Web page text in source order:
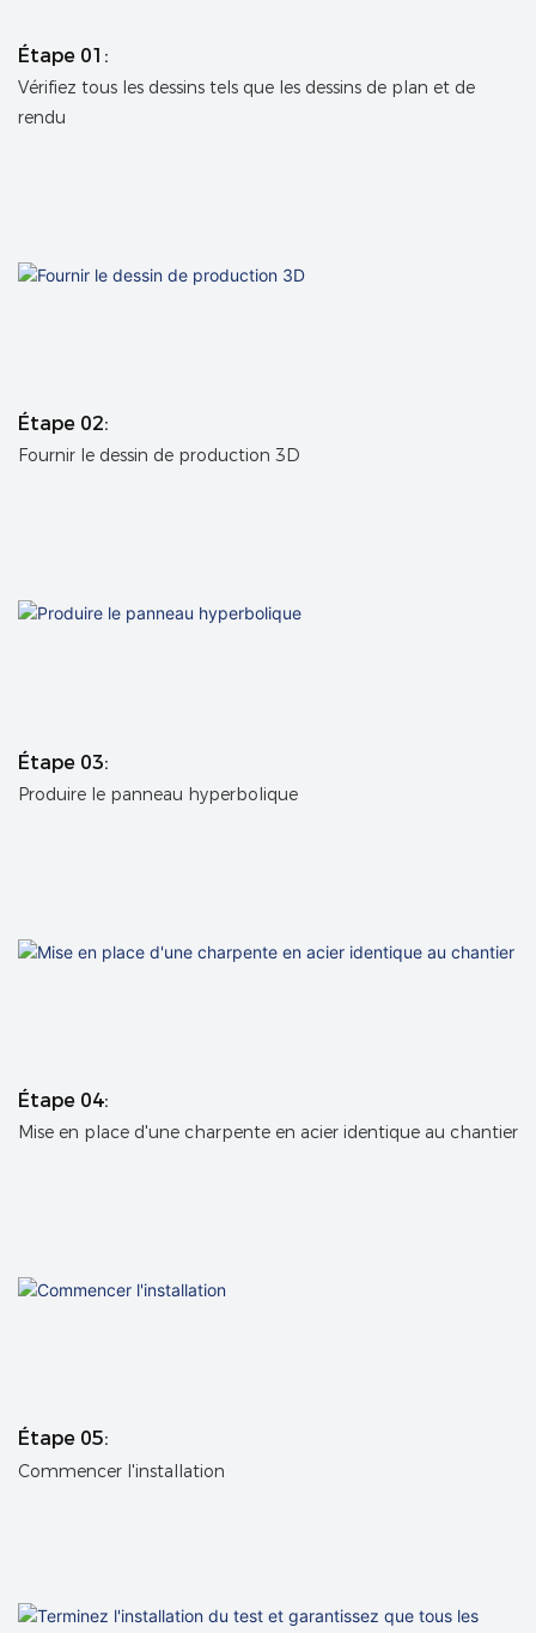
Étape 01:
Vérifiez tous les dessins tels que les dessins de plan et de
rendu
Étape 02:
Fournir le dessin de production 3D
Étape 03:
Produire le panneau hyperbolique
Étape 04:
Mise en place d'une charpente en acier identique au chantier
Étape 05:
Commencer l'installation